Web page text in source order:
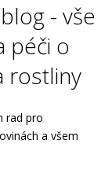
- vše
péči o
rostliny
rad pro
a všem